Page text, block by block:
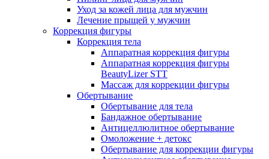
Уход за кожей лица для мужчин
Лечение прыщей у мужчин
Коррекция фигуры
Коррекция тела
Аппаратная коррекция фигуры
Аппаратная коррекция фигуры
BeautyLizer STT
Массаж для коррекции фигуры
Обертывание
Обертывание для тела
Бандажное обертывание
Антицеллюлитное обертывание
Омоложение + детокс
Обертывание для коррекции фигуры